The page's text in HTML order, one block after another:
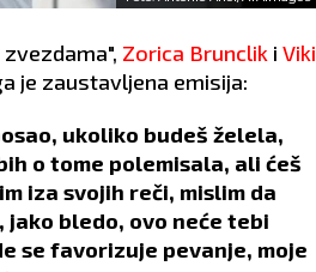
Zorica Brunclik i Viki
je zaustavljena emisija:
ukoliko budeš želela,
o tome polemisala, ali ćeš
iza svojih reči, mislim da
bledo, ovo neće tebi
se favorizuje pevanje, moje